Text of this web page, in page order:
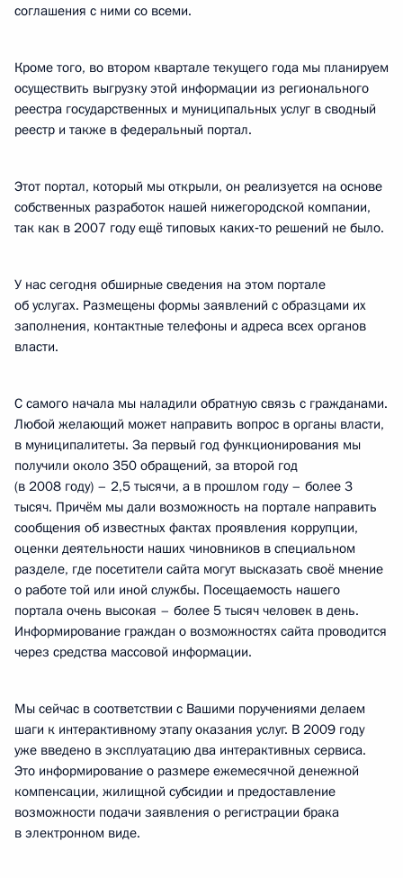
соглашения с ними со всеми.
Кроме того, во втором квартале текущего года мы планируем
осуществить выгрузку этой информации из регионального
реестра государственных и муниципальных услуг в сводный
реестр и также в федеральный портал.
Этот портал, который мы открыли, он реализуется на основе
собственных разработок нашей нижегородской компании,
так как в 2007 году ещё типовых каких‑то решений не было.
У нас сегодня обширные сведения на этом портале
об услугах. Размещены формы заявлений с образцами их
заполнения, контактные телефоны и адреса всех органов
власти.
С самого начала мы наладили обратную связь с гражданами.
Любой желающий может направить вопрос в органы власти,
в муниципалитеты. За первый год функционирования мы
получили около 350 обращений, за второй год
(в 2008 году) – 2,5 тысячи, а в прошлом году – более 3
тысяч. Причём мы дали возможность на портале направить
сообщения об известных фактах проявления коррупции,
оценки деятельности наших чиновников в специальном
разделе, где посетители сайта могут высказать своё мнение
о работе той или иной службы. Посещаемость нашего
портала очень высокая – более 5 тысяч человек в день.
Информирование граждан о возможностях сайта проводится
через средства массовой информации.
Мы сейчас в соответствии с Вашими поручениями делаем
шаги к интерактивному этапу оказания услуг. В 2009 году
уже введено в эксплуатацию два интерактивных сервиса.
Это информирование о размере ежемесячной денежной
компенсации, жилищной субсидии и предоставление
возможности подачи заявления о регистрации брака
в электронном виде.